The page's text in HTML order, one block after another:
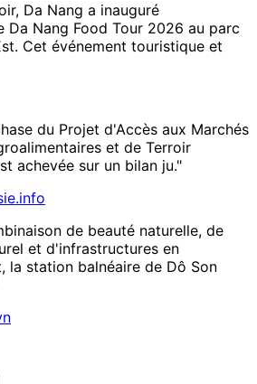
Da Nang a inauguré
Da Nang Food Tour 2026 au parc
Cet événement touristique et
du Projet d'Accès aux Marchés
et de Terroir
achevée sur un bilan ju."
de beauté naturelle, de
et d'infrastructures en
la station balnéaire de Dô Son